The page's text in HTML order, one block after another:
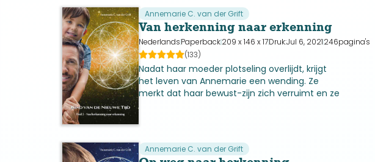
Annemarie C. van der Grift
Van herkenning naar erkenning
NederlandsPaperback209 x 146 x 17Druk:Jul 6, 2021246pagina's
(133)
Nadat haar moeder plotseling overlijdt, krijgt
het leven van Annemarie een wending. Ze
merkt dat haar bewust-zijn zich verruimt en ze
Annemarie C. van der Grift